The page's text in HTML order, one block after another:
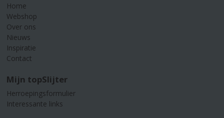
Home
Webshop
Over ons
Nieuws
Inspiratie
Contact
Mijn topSlijter
Herroepingsformulier
Interessante links